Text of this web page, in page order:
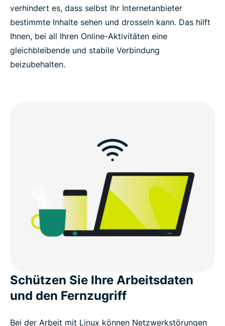
verhindert es, dass selbst Ihr Internetanbieter
bestimmte Inhalte sehen und drosseln kann. Das hilft
Ihnen, bei all Ihren Online-Aktivitäten eine
gleichbleibende und stabile Verbindung
beizubehalten.
Schützen Sie Ihre Arbeitsdaten
und den Fernzugriff
Bei der Arbeit mit Linux können Netzwerkstörungen